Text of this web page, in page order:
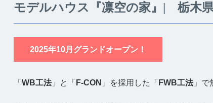
モデルハウス『凛空の家』| 栃木
2025年10月グランドオープン！
「 WB工法」と「 F-CON 」を採用した「 FWB工法」で